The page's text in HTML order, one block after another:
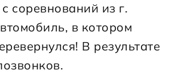
соревнований из г.
в котором
В результате